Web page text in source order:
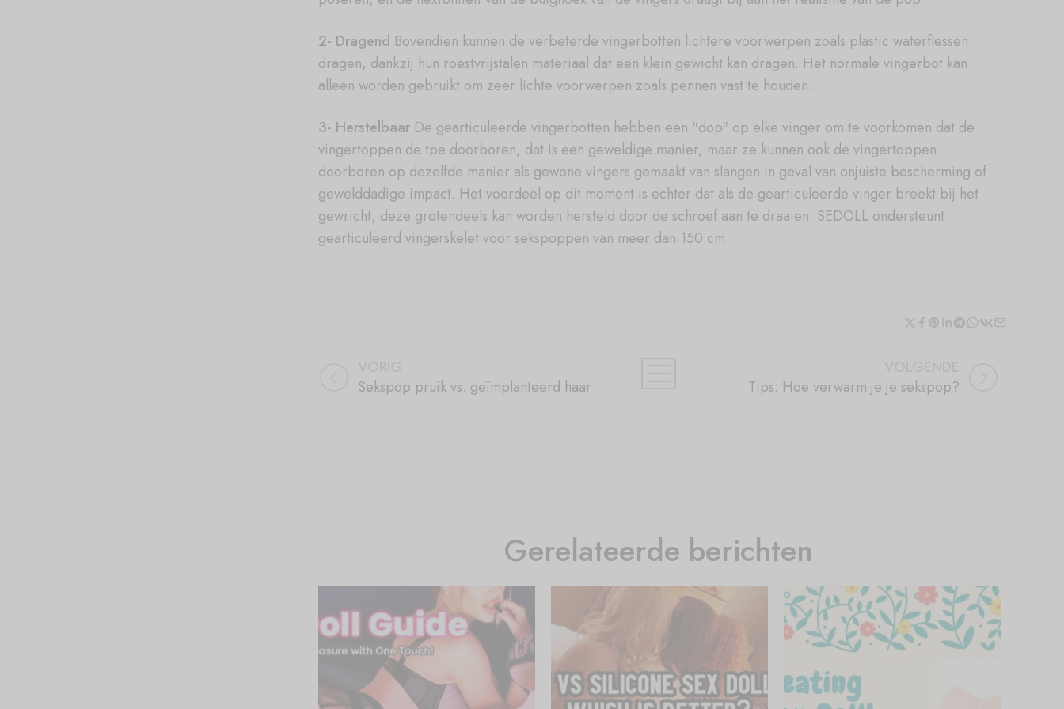
2- Dragend Bovendien kunnen de verbeterde vingerbotten lichtere voorwerpen zoals plastic waterflessen
dragen, dankzij hun roestvrijstalen materiaal dat een klein gewicht kan dragen. Het normale vingerbot kan
alleen worden gebruikt om zeer lichte voorwerpen zoals pennen vast te houden.
3- Herstelbaar De gearticuleerde vingerbotten hebben een "dop" op elke vinger om te voorkomen dat de
vingertoppen de tpe doorboren, dat is een geweldige manier, maar ze kunnen ook de vingertoppen
doorboren op dezelfde manier als gewone vingers gemaakt van slangen in geval van onjuiste bescherming of
gewelddadige impact. Het voordeel op dit moment is echter dat als de gearticuleerde vinger breekt bij het
gewricht, deze grotendeels kan worden hersteld door de schroef aan te draaien. SEDOLL ondersteunt
gearticuleerd vingerskelet voor sekspoppen van meer dan 150 cm
Sekspop pruik vs. geïmplanteerd haar
Tips: Hoe verwarm je je sekspop?
Gerelateerde berichten